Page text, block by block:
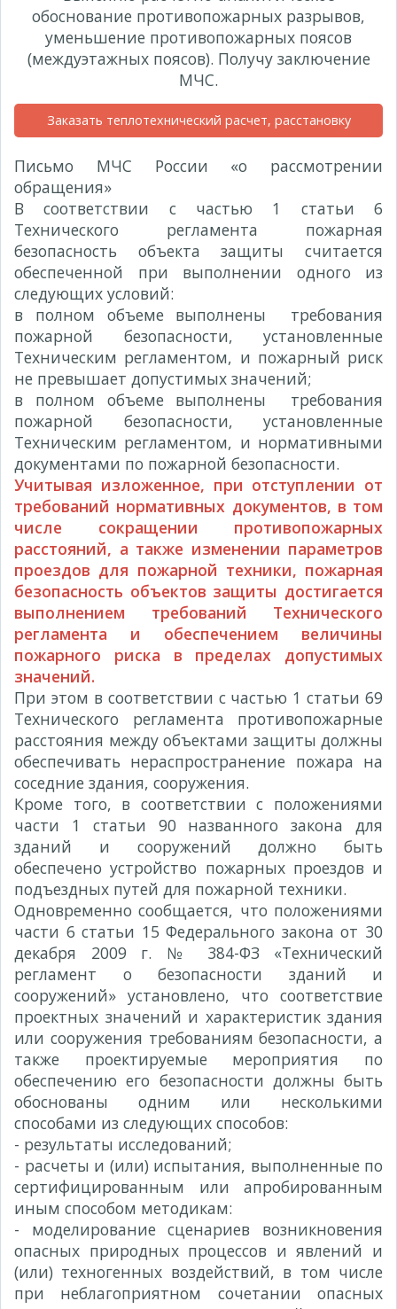
обоснование противопожарных разрывов,
уменьшение противопожарных поясов
(междуэтажных поясов). Получу заключение
МЧС.
Заказать теплотехнический расчет, расстановку
Письмо МЧС России «о рассмотрении
обращения»
В соответствии с частью 1 статьи 6
Технического регламента пожарная
безопасность объекта защиты считается
обеспеченной при выполнении одного из
следующих условий:
в полном объеме выполнены требования
пожарной безопасности, установленные
Техническим регламентом, и пожарный риск
не превышает допустимых значений;
в полном объеме выполнены требования
пожарной безопасности, установленные
Техническим регламентом, и нормативными
документами по пожарной безопасности.
Учитывая изложенное, при отступлении от
требований нормативных документов, в том
числе сокращении противопожарных
расстояний, а также изменении параметров
проездов для пожарной техники, пожарная
безопасность объектов защиты достигается
выполнением требований Технического
регламента и обеспечением величины
пожарного риска в пределах допустимых
значений.
При этом в соответствии с частью 1 статьи 69
Технического регламента противопожарные
расстояния между объектами защиты должны
обеспечивать нераспространение пожара на
соседние здания, сооружения.
Кроме того, в соответствии с положениями
части 1 статьи 90 названного закона для
зданий и сооружений должно быть
обеспечено устройство пожарных проездов и
подъездных путей для пожарной техники.
Одновременно сообщается, что положениями
части 6 статьи 15 Федерального закона от 30
декабря 2009 г. № 384-ФЗ «Технический
регламент о безопасности зданий и
сооружений» установлено, что соответствие
проектных значений и характеристик здания
или сооружения требованиям безопасности, а
также проектируемые мероприятия по
обеспечению его безопасности должны быть
обоснованы одним или несколькими
способами из следующих способов:
- результаты исследований;
- расчеты и (или) испытания, выполненные по
сертифицированным или апробированным
иным способом методикам:
- моделирование сценариев возникновения
опасных природных процессов и явлений и
(или) техногенных воздействий, в том числе
при неблагоприятном сочетании опасных